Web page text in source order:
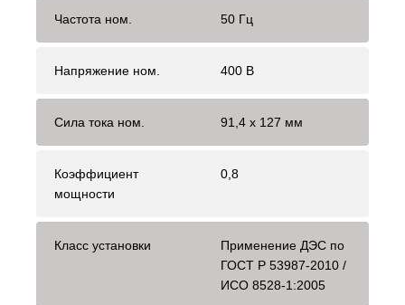
Частота ном. 50 Гц
Напряжение ном. 400 В
Сила тока ном. 91,4 х 127 мм
Коэффициент
мощности
0,8
Класс установки
Применение ДЭС по
ГОСТ Р 53987-2010 /
ИСО 8528-1:2005